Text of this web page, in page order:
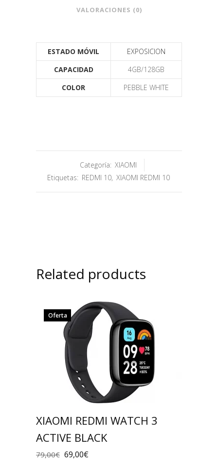
VALORACIONES (0)
ESTADO MÓVIL
EXPOSICION
CAPACIDAD
4GB/128GB
COLOR
PEBBLE WHITE
Categoría: XIAOMI
Etiquetas: REDMI 10, XIAOMI REDMI 10
Related products
Oferta
XIAOMI REDMI WATCH 3
ACTIVE BLACK
79,00€ 69,00€